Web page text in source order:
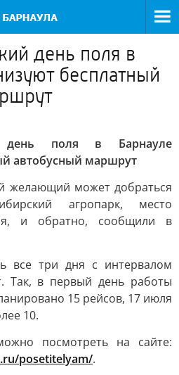
день поля в
бесплатный
день поля в Барнауле
автобусный маршрут
желающий может добраться
агропарк, место
и обратно, сообщили в
все три дня с интервалом
Так, в первый день работы
15 рейсов, 17 июля
10.
посмотреть на сайте:
posetitelyam/.